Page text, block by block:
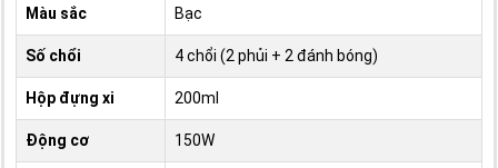
Màu sắc Bạc
Số chổi 4 chổi (2 phủi + 2 đánh bóng)
Hộp đựng xi 200ml
Động cơ 150W